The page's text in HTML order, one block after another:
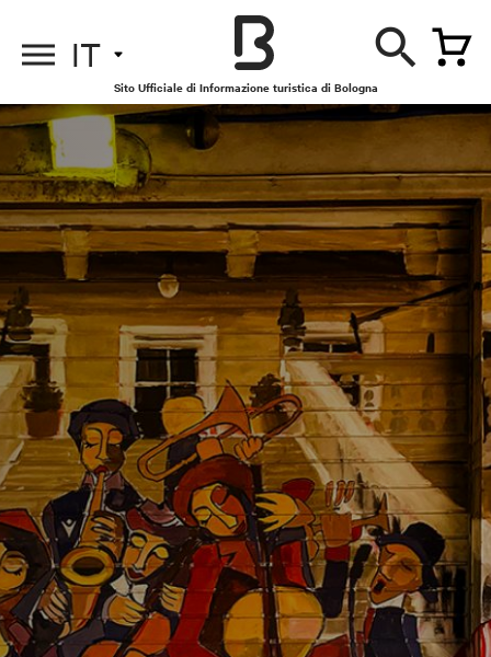
IT
Sito Ufficiale di Informazione turistica di Bologna